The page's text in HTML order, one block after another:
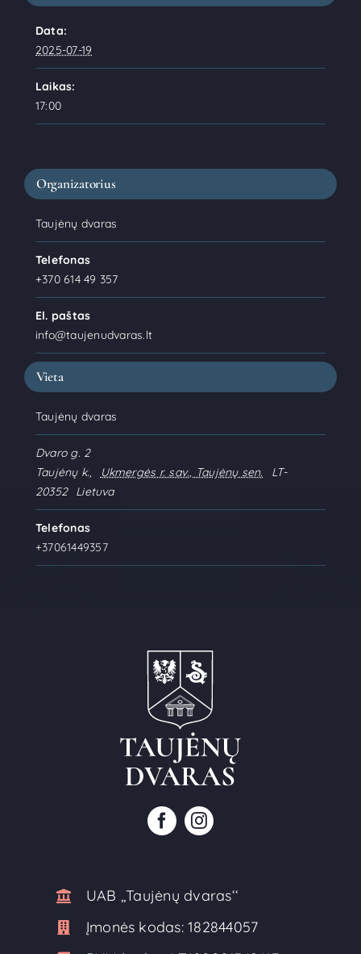
Data:
2025-07-19
Laikas:
17:00
Vieta
Taujėnų dvaras
Dvaro g. 2
Taujėnų k., Ukmergės r. sav., Taujėnų sen.
LT-
20352 Lietuva
Telefonas
+37061449357
Organizatorius
Taujėnų dvaras
Telefonas
+370 614 49 357
El. paštas
info@taujenudvaras.lt
UAB ,,Taujėnų dvaras‘‘
Įmonės kodas:182844057